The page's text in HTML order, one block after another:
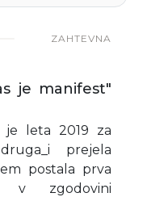
ZAHTEVNA
je manifest"
je leta 2019 za
prejela
postala prva
v zgodovini